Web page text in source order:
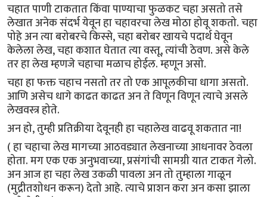
चहात पाणी टाकतात किंवा पाण्याचा फुळकट चहा असतो तसे
लेखात अनेक संदर्भ येवून हा चहावरचा लेख मोठा होवू शकतो. चहा
पोहे अन त्या बरोबरचे किस्से, चहा बरोबर खायचे पदार्थ घेवून
केलेला लेख, चहा कशात घेतात त्या वस्तू, त्यांची ठेवण. असे केले
तर हा लेख म्हणजे चहाचा मळाच होईल. म्हणून असो.
चहा हा फक्त चहाच नसतो तर तो एक आपूलकीचा धागा असतो.
आणि असेच धागे काढत काढत अन ते विणून विणून त्याचे असले
लेखवस्त्र होते.
अन हो, तुम्ही प्रतिक्रीया देवूनही हा चहालेख वाढवू शकतात ना!
( हा चहाचा लेख मागच्या आठवड्यात लेखनाच्या आधनावर ठेवला
होता. मग एक एक अनुभवाच्या, प्रसंगांची सामग्री यात टाकत गेलो.
अन आज हा चहा लेख उकळी पावला अन तो तुम्हाला गाळून
(मुद्रीतशोधन करून) देतो आहे. त्याचे प्राशन करा अन कसा झाला